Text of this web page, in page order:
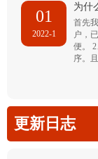
01
2022-1
为什
首先
户，
便。
序。
更新日志